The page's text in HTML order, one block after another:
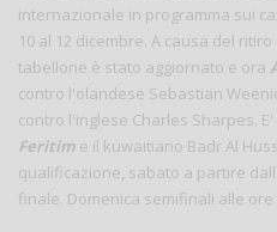
internazionale in programma sui
10 al 12 dicembre. A causa del
tabellone è stato aggiornato e ora
contro l'olandese Sebastian
contro l'inglese Charles Sharpes.
Feritim e il kuwaitiano Badr Al
qualificazione, sabato a partire
finale. Domenica semifinali alle ore